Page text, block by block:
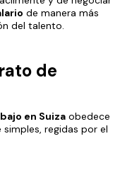
de manera más
del talento.
de
en Suiza obedece
regidas por el